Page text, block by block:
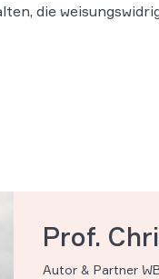
die
Prof.
Autor & Partner